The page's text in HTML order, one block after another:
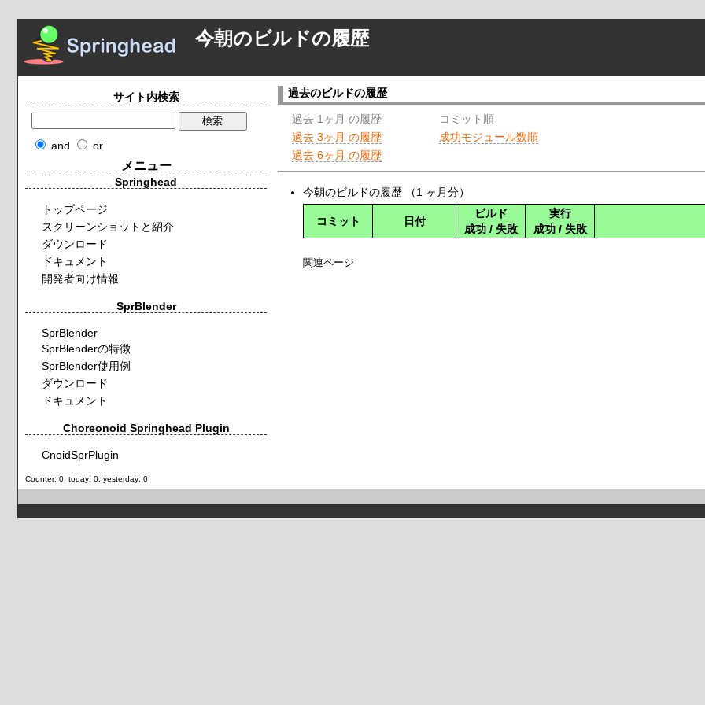
今朝のビルドの履歴
過去のビルドの履歴
過去 1ヶ月 の履歴
コミット順
過去 3ヶ月 の履歴
成功モジュール数順
過去 6ヶ月 の履歴
今朝のビルドの履歴 （1 ヶ月分）
コミット 日付
ビルド
成功 / 失敗
実行
成功 / 失敗
関連ページ
サイト内検索
and or
メニュー
Springhead
トップページ
スクリーンショットと紹介
ダウンロード
ドキュメント
開発者向け情報
SprBlender
SprBlender
SprBlenderの特徴
SprBlender使用例
ダウンロード
ドキュメント
Choreonoid Springhead Plugin
CnoidSprPlugin
Counter: 0, today: 0, yesterday: 0